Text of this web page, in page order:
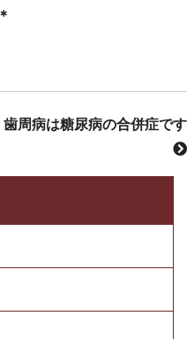
歯周病は糖尿病の合併症です